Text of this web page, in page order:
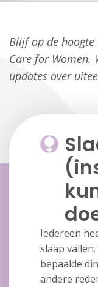
Blijf op de
Care for Women.
updates over
Iedereen
slaap
bepaalde
andere